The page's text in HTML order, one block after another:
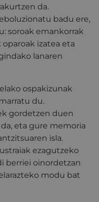
da.
badu ere,
soroak emankorrak
izatea eta
lanaren
ospakizunak
du.
gordetzen duen
eta gure memoria
isla.
ezagutzeko
berriei oinordetzan
modu bat